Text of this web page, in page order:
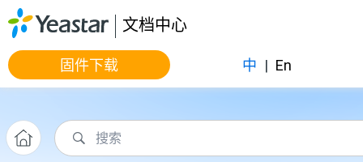
跳转到主要内容
文档中心
固件下载 中 | En